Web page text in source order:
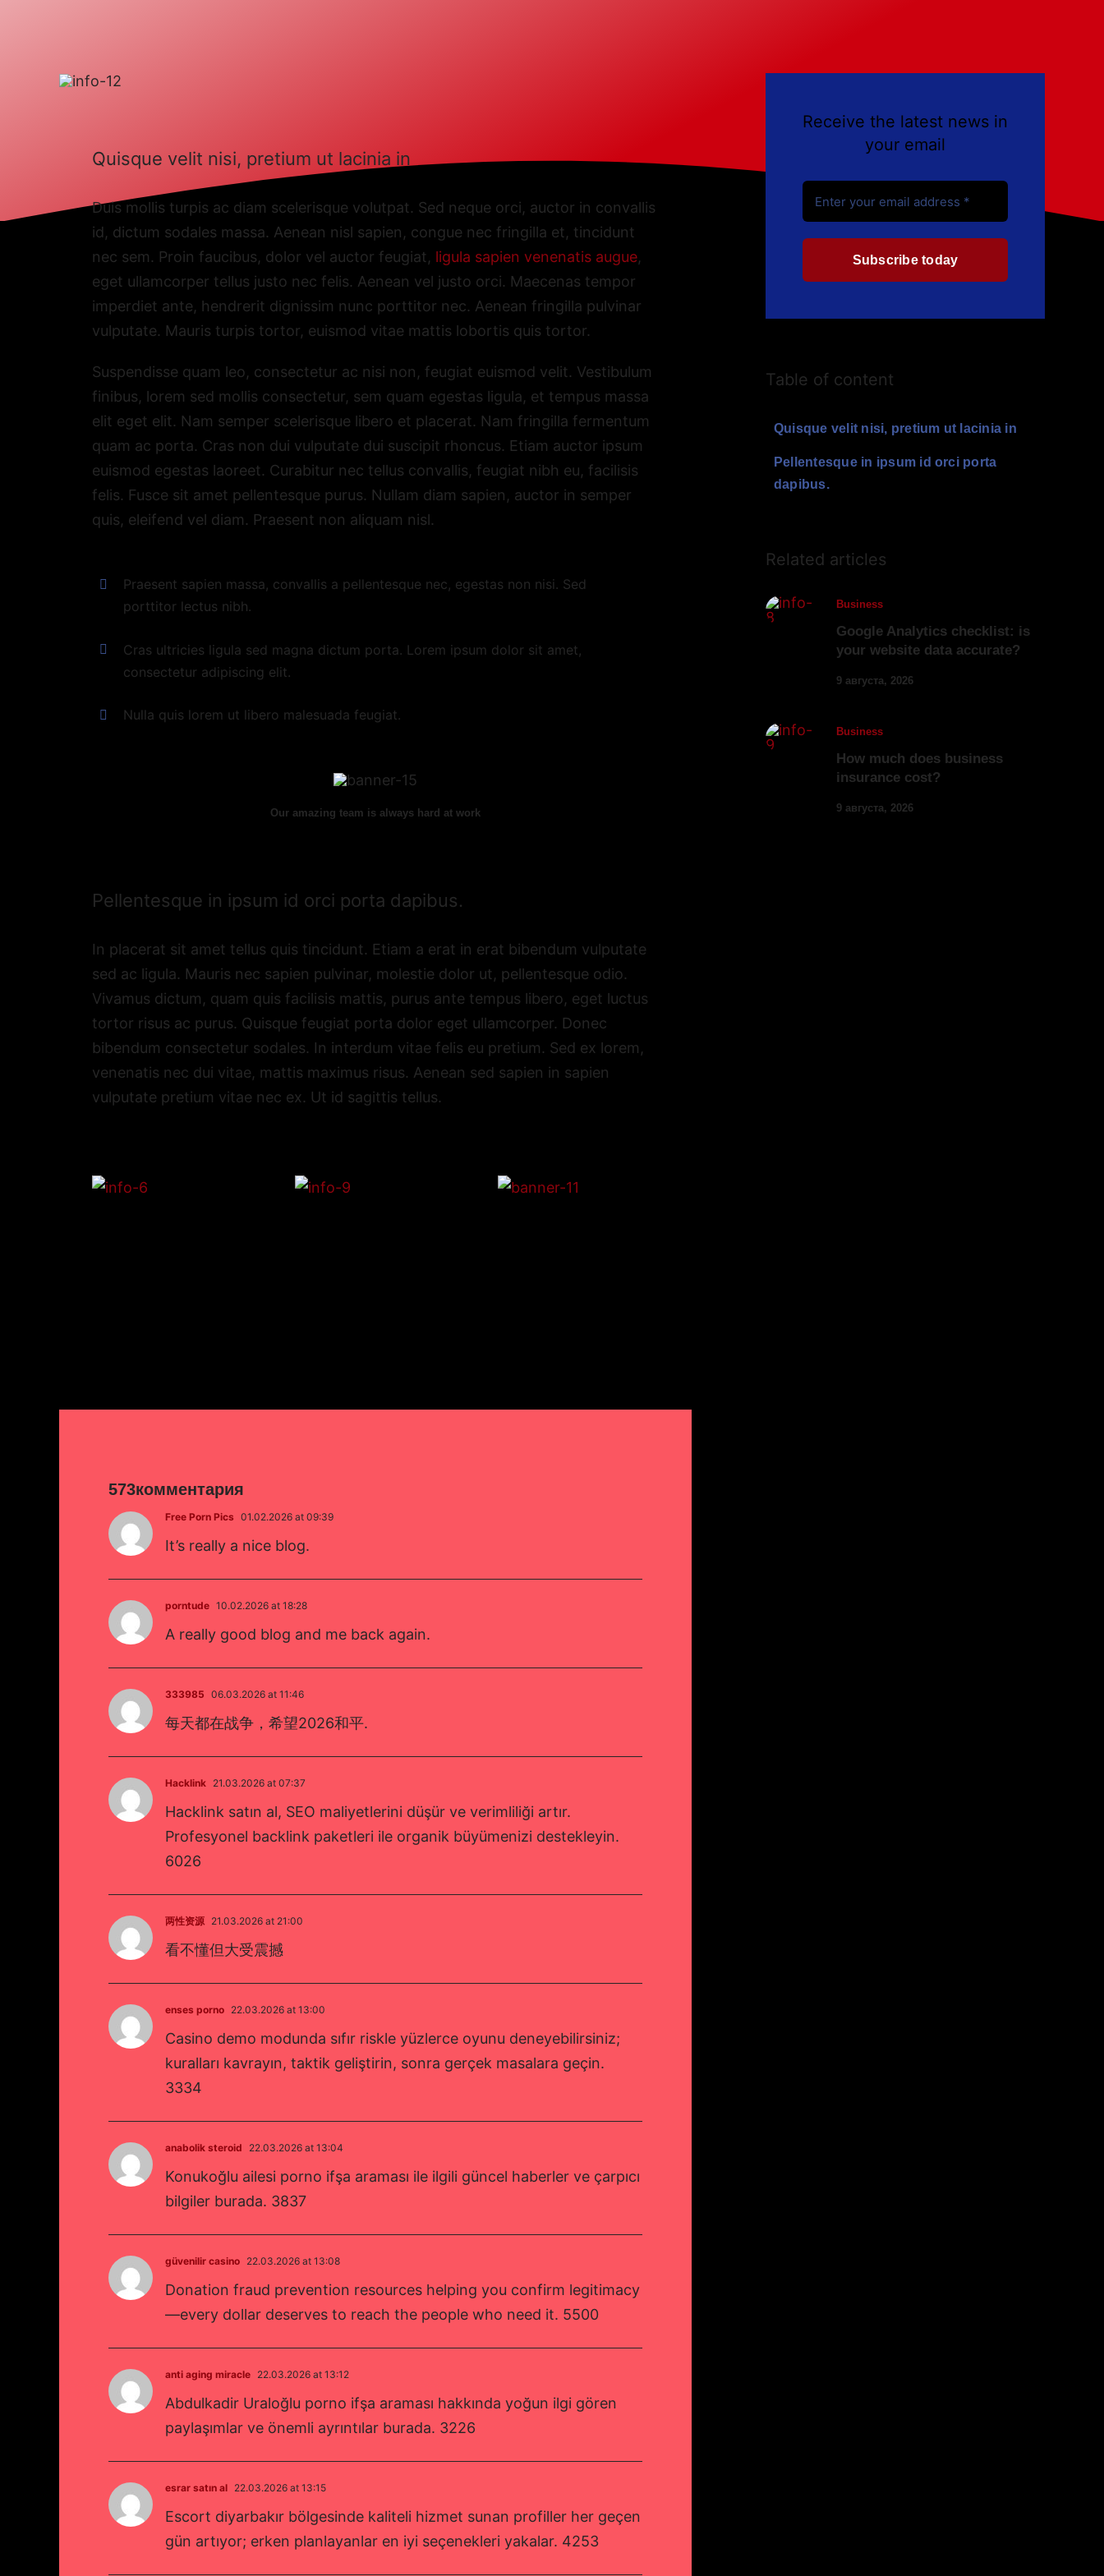
Quisque velit nisi, pretium ut lacinia in
Duis mollis turpis ac diam scelerisque volutpat. Sed neque orci, auctor in convallis
id, dictum sodales massa. Aenean nisl sapien, congue nec fringilla et, tincidunt
nec sem. Proin faucibus, dolor vel auctor feugiat, ligula sapien venenatis augue,
eget ullamcorper tellus justo nec felis. Aenean vel justo orci. Maecenas tempor
imperdiet ante, hendrerit dignissim nunc porttitor nec. Aenean fringilla pulvinar
vulputate. Mauris turpis tortor, euismod vitae mattis lobortis quis tortor.
Suspendisse quam leo, consectetur ac nisi non, feugiat euismod velit. Vestibulum
finibus, lorem sed mollis consectetur, sem quam egestas ligula, et tempus massa
elit eget elit. Nam semper scelerisque libero et placerat. Nam fringilla fermentum
quam ac porta. Cras non dui vulputate dui suscipit rhoncus. Etiam auctor ipsum
euismod egestas laoreet. Curabitur nec tellus convallis, feugiat nibh eu, facilisis
felis. Fusce sit amet pellentesque purus. Nullam diam sapien, auctor in semper
quis, eleifend vel diam. Praesent non aliquam nisl.
Praesent sapien massa, convallis a pellentesque nec, egestas non nisi. Sed
porttitor lectus nibh.
Cras ultricies ligula sed magna dictum porta. Lorem ipsum dolor sit amet,
consectetur adipiscing elit.
Nulla quis lorem ut libero malesuada feugiat.
Our amazing team is always hard at work
Pellentesque in ipsum id orci porta dapibus.
In placerat sit amet tellus quis tincidunt. Etiam a erat in erat bibendum vulputate
sed ac ligula. Mauris nec sapien pulvinar, molestie dolor ut, pellentesque odio.
Vivamus dictum, quam quis facilisis mattis, purus ante tempus libero, eget luctus
tortor risus ac purus. Quisque feugiat porta dolor eget ullamcorper. Donec
bibendum consectetur sodales. In interdum vitae felis eu pretium. Sed ex lorem,
venenatis nec dui vitae, mattis maximus risus. Aenean sed sapien in sapien
vulputate pretium vitae nec ex. Ut id sagittis tellus.
573комментария
Free Porn Pics 01.02.2026 at 09:39
It’s really a nice blog.
porntude 10.02.2026 at 18:28
A really good blog and me back again.
333985 06.03.2026 at 11:46
每天都在战争，希望2026和平.
Hacklink 21.03.2026 at 07:37
Hacklink satın al, SEO maliyetlerini düşür ve verimliliği artır.
Profesyonel backlink paketleri ile organik büyümenizi destekleyin.
6026
两性资源 21.03.2026 at 21:00
看不懂但大受震撼
enses porno 22.03.2026 at 13:00
Casino demo modunda sıfır riskle yüzlerce oyunu deneyebilirsiniz;
kuralları kavrayın, taktik geliştirin, sonra gerçek masalara geçin.
3334
anabolik steroid 22.03.2026 at 13:04
Konukoğlu ailesi porno ifşa araması ile ilgili güncel haberler ve çarpıcı
bilgiler burada. 3837
güvenilir casino 22.03.2026 at 13:08
Donation fraud prevention resources helping you confirm legitimacy
—every dollar deserves to reach the people who need it. 5500
anti aging miracle 22.03.2026 at 13:12
Abdulkadir Uraloğlu porno ifşa araması hakkında yoğun ilgi gören
paylaşımlar ve önemli ayrıntılar burada. 3226
esrar satın al 22.03.2026 at 13:15
Escort diyarbakır bölgesinde kaliteli hizmet sunan profiller her geçen
gün artıyor; erken planlayanlar en iyi seçenekleri yakalar. 4253
Receive the latest news in
your email
Subscribe today
Table of content
Quisque velit nisi, pretium ut lacinia in
Pellentesque in ipsum id orci porta
dapibus.
Related articles
Business
Google Analytics checklist: is
your website data accurate?
9 августа, 2026
Business
How much does business
insurance cost?
9 августа, 2026